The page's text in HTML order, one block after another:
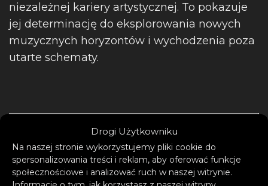
Drogi Użytkowniku
Na naszej stronie wykorzystujemy pliki cookie do
spersonalizowania treści i reklam, aby oferować funkcje
społecznościowe i analizować ruch w naszej witrynie.
niezależnej kariery artystycznej. To pokazuje
jej determinację do eksplorowania nowych
muzycznych horyzontów i wychodzenia poza
utarte schematy.